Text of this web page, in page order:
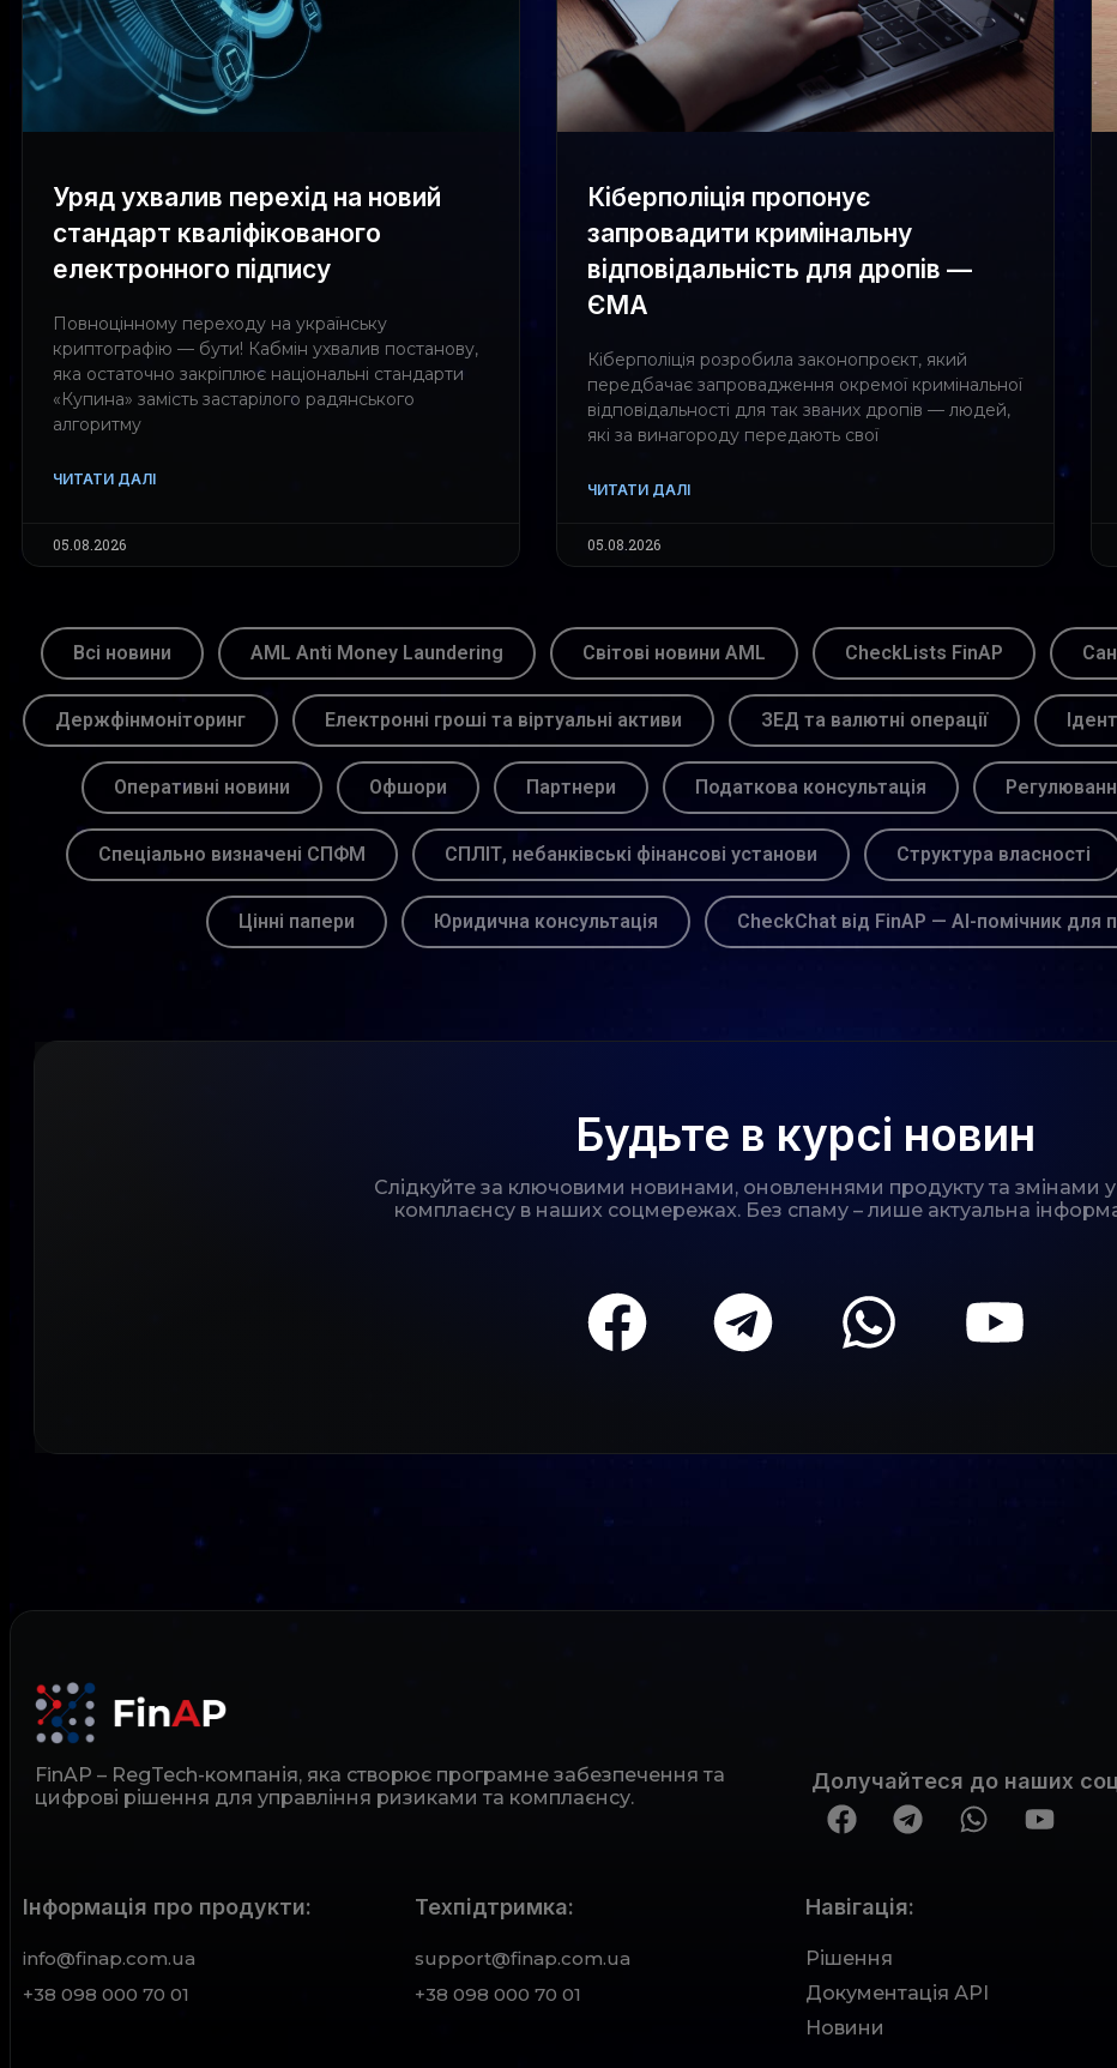
Уряд ухвалив перехід на новий
стандарт кваліфікованого
електронного підпису
Повноцінному переходу на українську
криптографію — бути! Кабмін ухвалив постанову,
яка остаточно закріплює національні стандарти
«Купина» замість застарілого радянського
алгоритму
ЧИТАТИ ДАЛІ
05.08.2026
Кіберполіція пропонує
запровадити кримінальну
відповідальність для дропів —
ЄМА
Кіберполіція розробила законопроєкт, який
передбачає запровадження окремої кримінальної
відповідальності для так званих дропів — людей,
які за винагороду передають свої
ЧИТАТИ ДАЛІ
05.08.2026
Всі новини AML Anti Money Laundering Світові новини AML CheckLists FinAP
Держфінмоніторинг Електронні гроші та віртуальні активи ЗЕД та валютні операції
Оперативні новини Офшори Партнери Податкова консультація
Спеціально визначені СПФМ СПЛІТ, небанківські фінансові установи Структура власності
Цінні папери Юридична консультація CheckChat від FinAP — AI-помічник для
Будьте в курсі новин
Слідкуйте за ключовими новинами, оновленнями продукту та змінами у
комплаєнсу в наших соцмережах. Без спаму – лише актуальна
FinAP – RegTech-компанія, яка створює програмне забезпечення та
цифрові рішення для управління ризиками та комплаєнсу.
Долучайтеся до наших
Інформація про продукти:
info@finap.com.ua
+38 098 000 70 01
Техпідтримка:
support@finap.com.ua
+38 098 000 70 01
Рішення
Документація АРІ
Новини
Навігація: